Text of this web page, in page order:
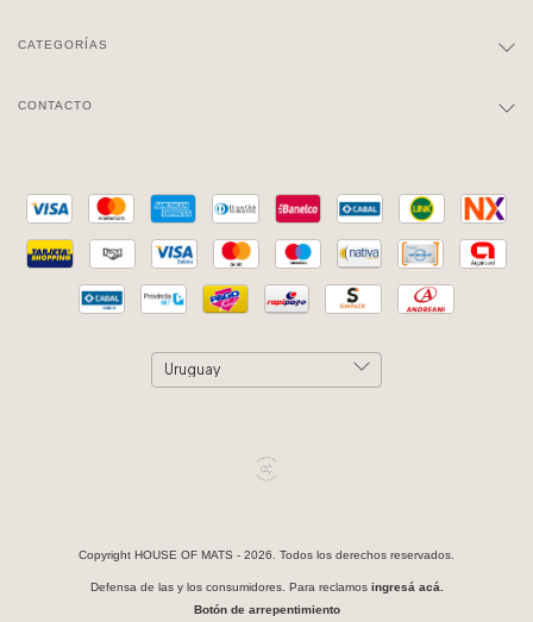
CATEGORÍAS
CONTACTO
Copyright HOUSE OF MATS - 2026. Todos los derechos reservados.
Defensa de las y los consumidores. Para reclamos ingresá acá.
Botón de arrepentimiento